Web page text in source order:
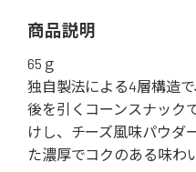
商品説明
65ｇ
独自製法による4層構造
後を引くコーンスナック
けし、チーズ風味パウダ
た濃厚でコクのある味わ